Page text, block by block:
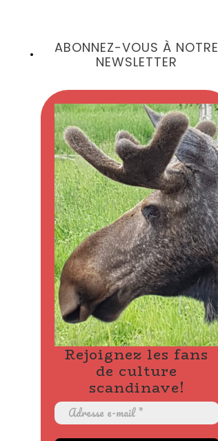
ABONNEZ-VOUS À NOTRE
NEWSLETTER
Rejoignez les fans
de culture
scandinave!